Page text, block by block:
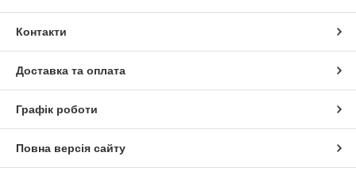
Контакти
Доставка та оплата
Графік роботи
Повна версія сайту